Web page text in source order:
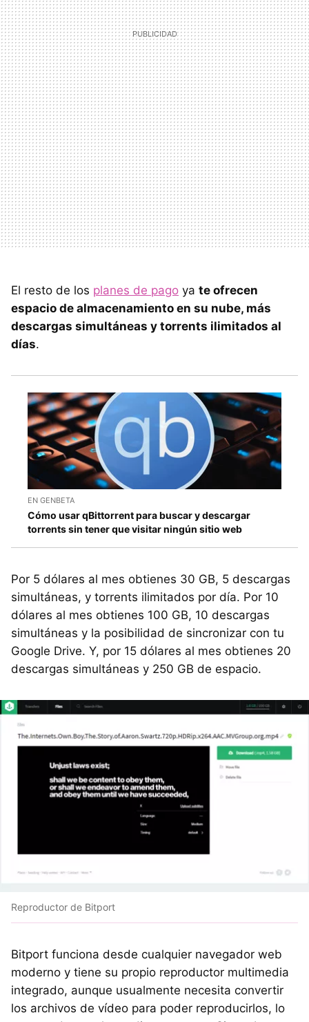
El resto de los planes de pago ya te ofrecen
espacio de almacenamiento en su nube, más
descargas simultáneas y torrents ilimitados al
días.
EN GENBETA
Cómo usar qBittorrent para buscar y descargar
torrents sin tener que visitar ningún sitio web
Por 5 dólares al mes obtienes 30 GB, 5 descargas
simultáneas, y torrents ilimitados por día. Por 10
dólares al mes obtienes 100 GB, 10 descargas
simultáneas y la posibilidad de sincronizar con tu
Google Drive. Y, por 15 dólares al mes obtienes 20
descargas simultáneas y 250 GB de espacio.
Reproductor de Bitport
Bitport funciona desde cualquier navegador web
moderno y tiene su propio reproductor multimedia
integrado, aunque usualmente necesita convertir
los archivos de vídeo para poder reproducirlos, lo